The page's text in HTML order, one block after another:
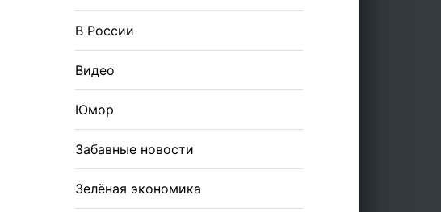
В России
Видео
Юмор
Забавные новости
Зелёная экономика